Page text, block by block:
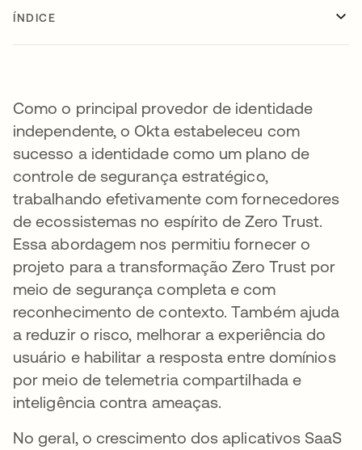
ÍNDICE
Como o principal provedor de identidade
independente, o Okta estabeleceu com
sucesso a identidade como um plano de
controle de segurança estratégico,
trabalhando efetivamente com fornecedores
de ecossistemas no espírito de Zero Trust.
Essa abordagem nos permitiu fornecer o
projeto para a transformação Zero Trust por
meio de segurança completa e com
reconhecimento de contexto. Também ajuda
a reduzir o risco, melhorar a experiência do
usuário e habilitar a resposta entre domínios
por meio de telemetria compartilhada e
inteligência contra ameaças.
No geral, o crescimento dos aplicativos SaaS